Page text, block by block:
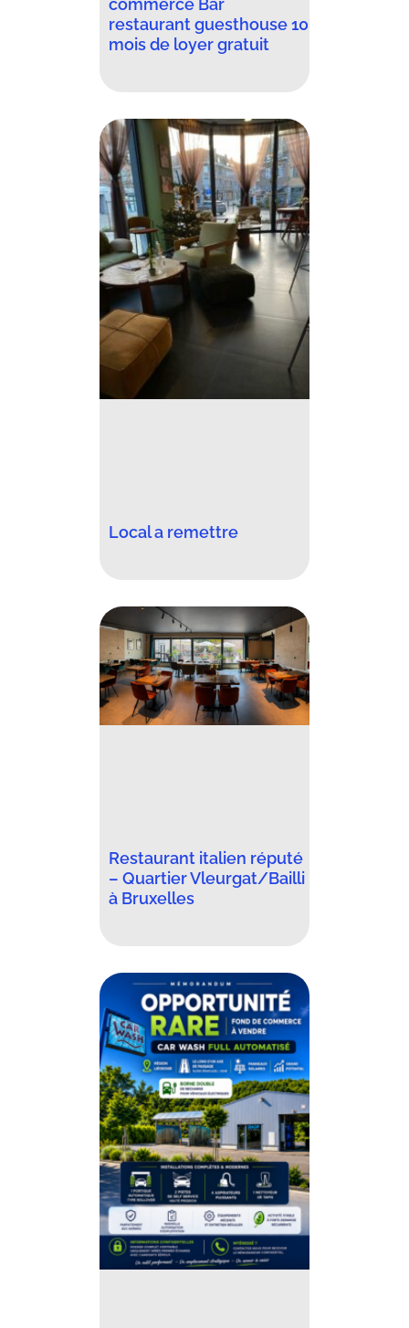
commerce Bar
restaurant guesthouse 10
mois de loyer gratuit
Local a remettre
Restaurant italien réputé
– Quartier Vleurgat/Bailli
à Bruxelles